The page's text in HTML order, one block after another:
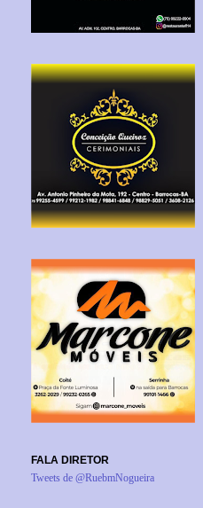
FALA DIRETOR
Tweets de @RuebmNogueira